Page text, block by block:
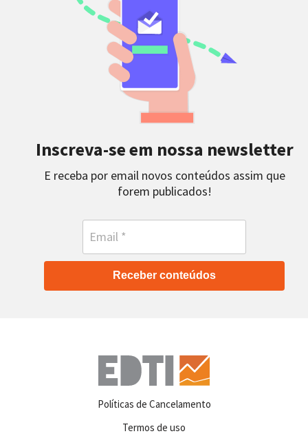
Inscreva-se em nossa newsletter
E receba por email novos conteúdos assim que
forem publicados!
Receber conteúdos
Políticas de Cancelamento
Termos de uso